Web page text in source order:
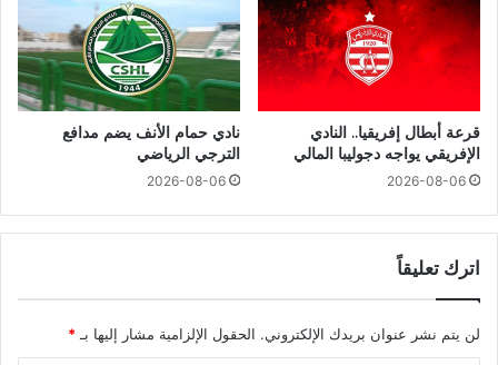
قرعة أبطال إفريقيا.. النادي
الإفريقي يواجه دجوليبا المالي
2026-08-06
نادي حمام الأنف يضم مدافع
الترجي الرياضي
2026-08-06
اترك تعليقاً
لن يتم نشر عنوان بريدك الإلكتروني. الحقول الإلزامية مشار إليها بـ *